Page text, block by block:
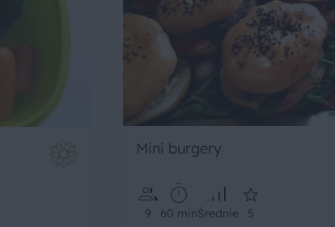
Mini burgery
9 60 minŚrednie 5